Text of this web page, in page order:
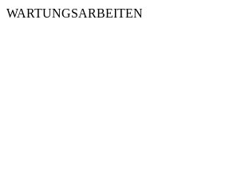
WARTUNGSARBEITEN